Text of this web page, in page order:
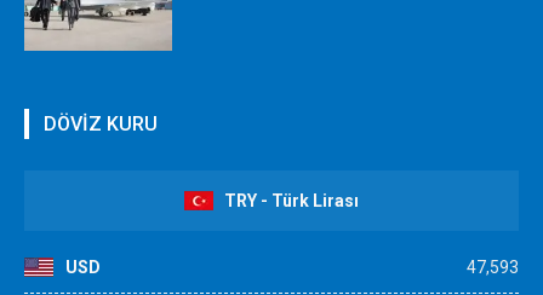
DÖVİZ KURU
TRY - Türk Lirası
USD 47,593